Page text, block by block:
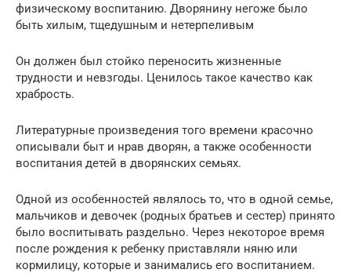
физическому воспитанию. Дворянину негоже было
быть хилым, тщедушным и нетерпеливым
Он должен был стойко переносить жизненные
трудности и невзгоды. Ценилось такое качество как
храбрость.
Литературные произведения того времени красочно
описывали быт и нрав дворян, а также особенности
воспитания детей в дворянских семьях.
Одной из особенностей являлось то, что в одной семье,
мальчиков и девочек (родных братьев и сестер) принято
было воспитывать раздельно. Через некоторое время
после рождения к ребенку приставляли няню или
кормилицу, которые и занимались его воспитанием.